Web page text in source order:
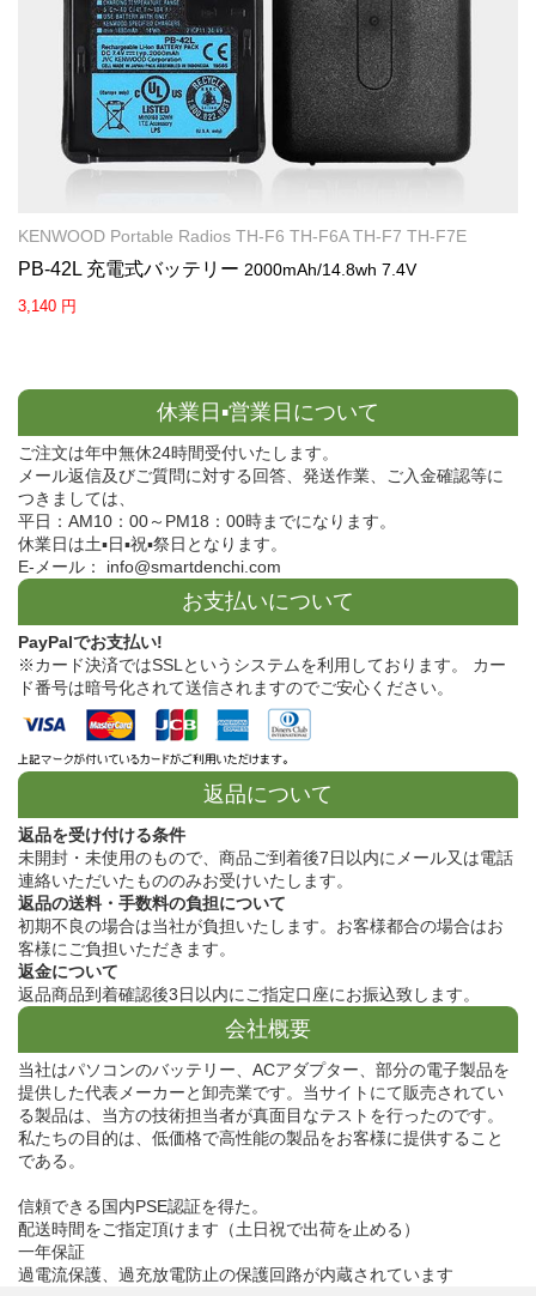
KENWOOD Portable Radios TH-F6 TH-F6A TH-F7 TH-F7E
PB-42L 充電式バッテリー 2000mAh/14.8wh 7.4V
3,140 円
休業日▪営業日について
ご注文は年中無休24時間受付いたします。
メール返信及びご質問に対する回答、発送作業、ご入金確認等に
つきましては、
平日：AM10：00～PM18：00時までになります。
休業日は土▪日▪祝▪祭日となります。
E-メール： info@smartdenchi.com
お支払いについて
PayPalでお支払い!
※カード決済ではSSLというシステムを利用しております。 カー
ド番号は暗号化されて送信されますのでご安心ください。
返品について
返品を受け付ける条件
未開封・未使用のもので、商品ご到着後7日以内にメール又は電話
連絡いただいたもののみお受けいたします。
返品の送料・手数料の負担について
初期不良の場合は当社が負担いたします。お客様都合の場合はお
客様にご負担いただきます。
返金について
返品商品到着確認後3日以内にご指定口座にお振込致します。
会社概要
当社はパソコンのバッテリー、ACアダプター、部分の電子製品を
提供した代表メーカーと卸売業です。当サイトにて販売されてい
る製品は、当方の技術担当者が真面目なテストを行ったのです。
私たちの目的は、低価格で高性能の製品をお客様に提供すること
である。
信頼できる国内PSE認証を得た。
配送時間をご指定頂けます（土日祝で出荷を止める）
一年保証
過電流保護、過充放電防止の保護回路が内蔵されています